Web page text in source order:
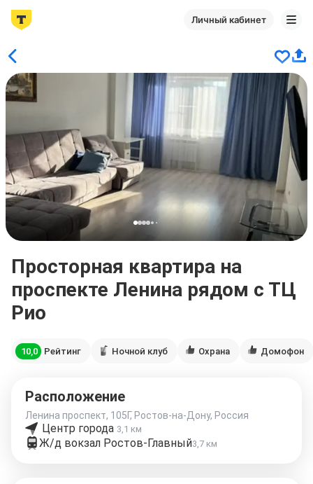
Личный кабинет
Просторная квартира на
проспекте Ленина рядом с ТЦ
Рио
10,0 Рейтинг Ночной клуб Охрана Домофон
Расположение
Ленина проспект, 105Г, Ростов-на-Дону, Россия
Центр города 3,1 км
Ж/д вокзал Ростов-Главный3,7 км